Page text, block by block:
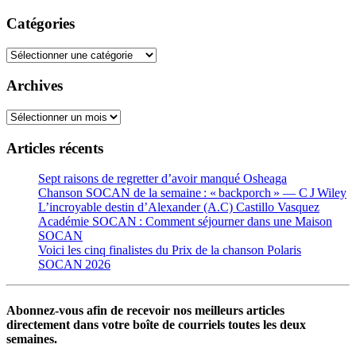
Catégories
Catégories
Archives
Archives
Articles récents
Sept raisons de regretter d’avoir manqué Osheaga
Chanson SOCAN de la semaine : « backporch » — C J Wiley
L’incroyable destin d’Alexander (A.C) Castillo Vasquez
Académie SOCAN : Comment séjourner dans une Maison
SOCAN
Voici les cinq finalistes du Prix de la chanson Polaris
SOCAN 2026
Abonnez-vous afin de recevoir nos meilleurs articles
directement dans votre boîte de courriels toutes les deux
semaines.